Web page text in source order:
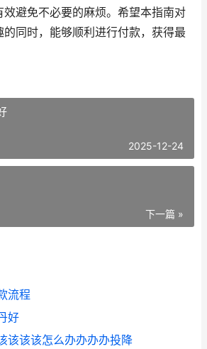
效避免不必要的麻烦。希望本指南对
同时，能够顺利进行付款，获得最
2025-12-24
下一篇 »
流程
好
该该该怎么办办办办投降